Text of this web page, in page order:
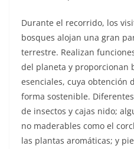
Durante el recorrido, los
bosques alojan una gran
terrestre. Realizan
del planeta y proporcionan
esenciales, cuya obtención
forma sostenible.
de insectos y cajas nido;
no maderables como el
las plantas aromáticas; y